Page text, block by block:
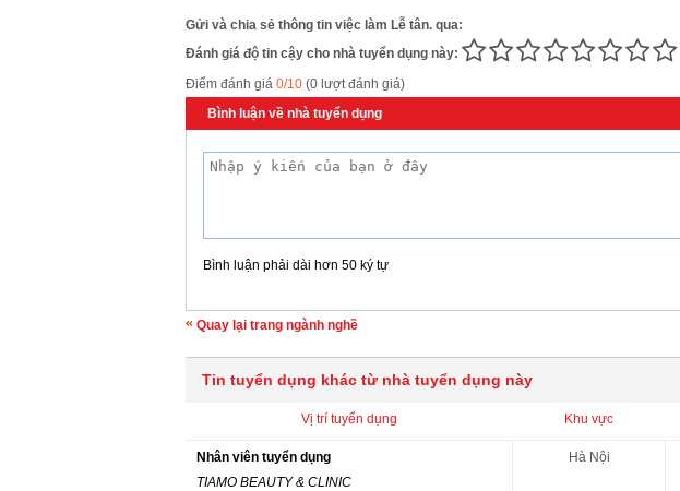
Gửi và chia sẻ thông tin việc làm Lễ tân. qua:
Đánh giá độ tin cậy cho nhà tuyển dụng này:
Điểm đánh giá 0/10 (0 lượt đánh giá)
Bình luận về nhà tuyển dụng
Bình luận phải dài hơn 50 ký tự
Quay lại trang ngành nghề
Tin tuyển dụng khác từ nhà tuyển dụng này
Vị trí tuyển dụng Khu vực
Nhân viên tuyển dụng
TIAMO BEAUTY & CLINIC
Hà Nội